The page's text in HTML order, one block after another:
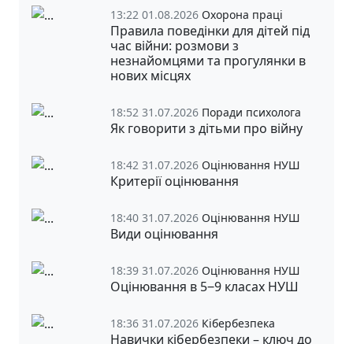
13:22 01.08.2026 Охорона праці
Правила поведінки для дітей під
час війни: розмови з
незнайомцями та прогулянки в
нових місцях
18:52 31.07.2026 Поради психолога
Як говорити з дітьми про війну
18:42 31.07.2026 Оцінювання НУШ
Критерії оцінювання
18:40 31.07.2026 Оцінювання НУШ
Види оцінювання
18:39 31.07.2026 Оцінювання НУШ
Оцінювання в 5‒9 класах НУШ
18:36 31.07.2026 Кібербезпека
Навички кібербезпеки – ключ до